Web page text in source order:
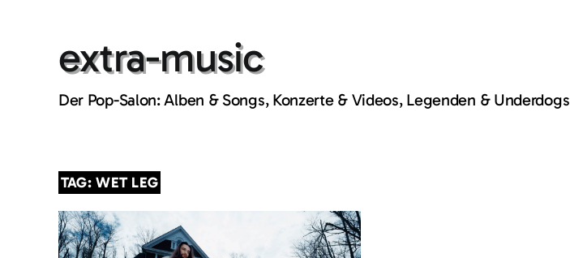
extra-music
Der Pop-Salon: Alben & Songs, Konzerte & Videos, Legenden & Underdogs
TAG: WET LEG